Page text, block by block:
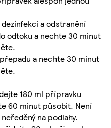
a odstranění
odtoku a nechte 30 minut
a nechte 30 minut
180 ml přípravku
60 minut působit. Není
na podlahy.